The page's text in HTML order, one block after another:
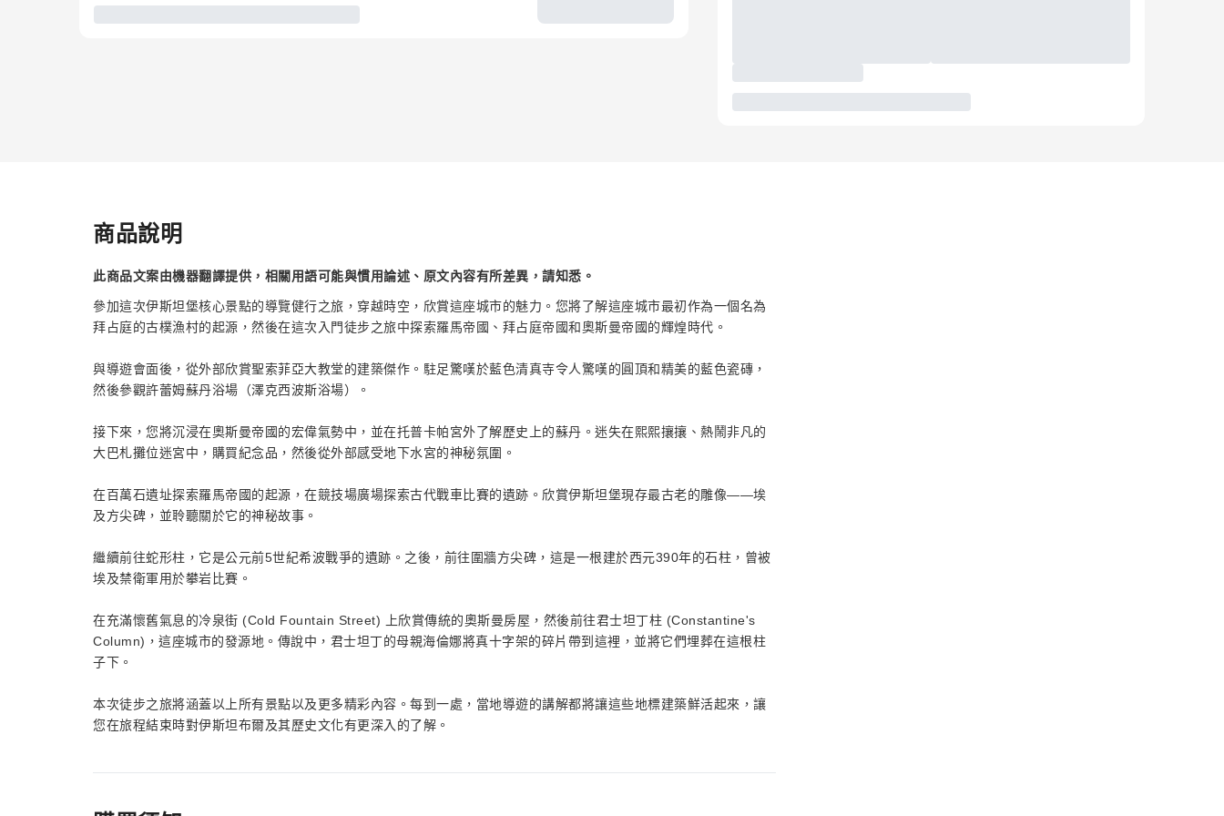
商品說明
此商品文案由機器翻譯提供，相關用語可能與慣用論述、原文內容有所差異，請知悉。
參加這次伊斯坦堡核心景點的導覽健行之旅，穿越時空，欣賞這座城市的魅力。您將了解這座城市最初作為一個名為
拜占庭的古樸漁村的起源，然後在這次入門徒步之旅中探索羅馬帝國、拜占庭帝國和奧斯曼帝國的輝煌時代。
與導遊會面後，從外部欣賞聖索菲亞大教堂的建築傑作。駐足驚嘆於藍色清真寺令人驚嘆的圓頂和精美的藍色瓷磚，
然後參觀許蕾姆蘇丹浴場（澤克西波斯浴場）。
接下來，您將沉浸在奧斯曼帝國的宏偉氣勢中，並在托普卡帕宮外了解歷史上的蘇丹。迷失在熙熙攘攘、熱鬧非凡的
大巴札攤位迷宮中，購買紀念品，然後從外部感受地下水宮的神秘氛圍。
在百萬石遺址探索羅馬帝國的起源，在競技場廣場探索古代戰車比賽的遺跡。欣賞伊斯坦堡現存最古老的雕像——埃
及方尖碑，並聆聽關於它的神秘故事。
繼續前往蛇形柱，它是公元前5世紀希波戰爭的遺跡。之後，前往圍牆方尖碑，這是一根建於西元390年的石柱，曾被
埃及禁衛軍用於攀岩比賽。
在充滿懷舊氣息的冷泉街 (Cold Fountain Street) 上欣賞傳統的奧斯曼房屋，然後前往君士坦丁柱 (Constantine's
Column)，這座城市的發源地。傳說中，君士坦丁的母親海倫娜將真十字架的碎片帶到這裡，並將它們埋葬在這根柱
子下。
本次徒步之旅將涵蓋以上所有景點以及更多精彩內容。每到一處，當地導遊的講解都將讓這些地標建築鮮活起來，讓
您在旅程結束時對伊斯坦布爾及其歷史文化有更深入的了解。